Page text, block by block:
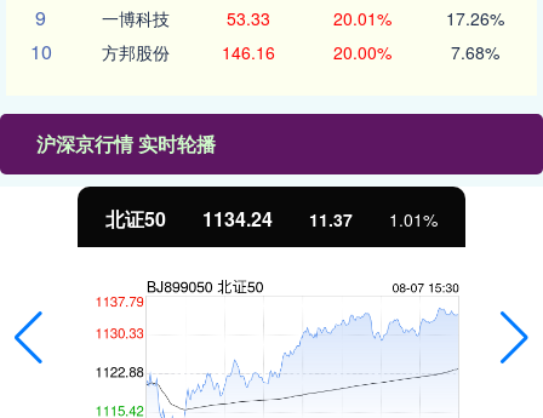
9 一博科技 53.33 20.01% 17.26%
10 方邦股份 146.16 20.00% 7.68%
沪深京行情 实时轮播
北证50 1134.24 11.37 1.01%